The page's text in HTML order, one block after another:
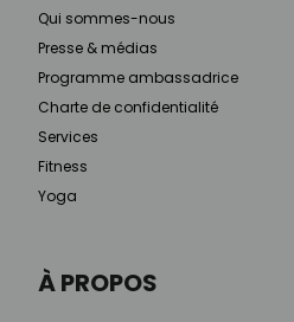
À PROPOS
Qui sommes-nous
Presse & médias
Programme ambassadrice
Charte de confidentialité
Services
Fitness
Yoga